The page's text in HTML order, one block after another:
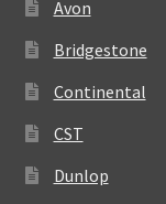
Avon
Bridgestone
Continental
CST
Dunlop